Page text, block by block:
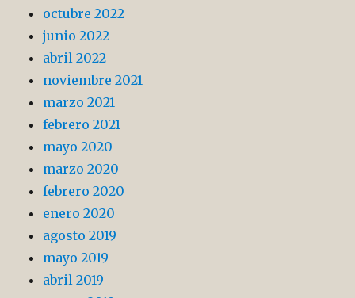
octubre 2022
junio 2022
abril 2022
noviembre 2021
marzo 2021
febrero 2021
mayo 2020
marzo 2020
febrero 2020
enero 2020
agosto 2019
mayo 2019
abril 2019